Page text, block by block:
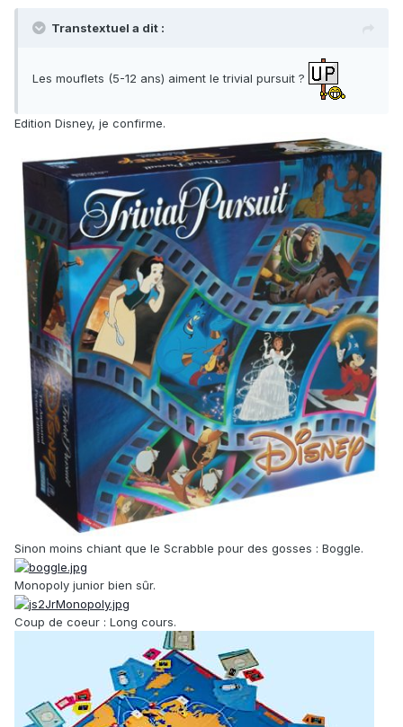
Transtextuel a dit :
Les mouflets (5-12 ans) aiment le trivial pursuit ?
Edition Disney, je confirme.
Sinon moins chiant que le Scrabble pour des gosses : Boggle.
Monopoly junior bien sûr.
Coup de coeur : Long cours.